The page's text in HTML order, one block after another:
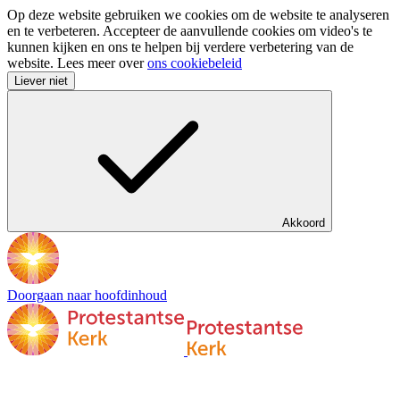
Op deze website gebruiken we cookies om de website te analyseren
en te verbeteren. Accepteer de aanvullende cookies om video's te
kunnen kijken en ons te helpen bij verdere verbetering van de
website. Lees meer overons cookiebeleid
Liever niet
Akkoord
Doorgaan naar hoofdinhoud